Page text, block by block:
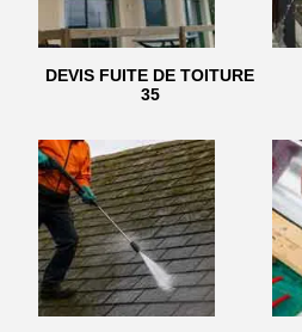
DEVIS FUITE DE TOITURE
35